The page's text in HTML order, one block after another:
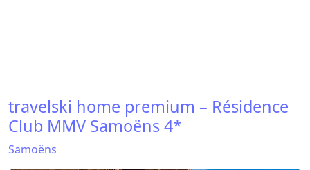
travelski home premium – Résidence
Club MMV Samoëns 4*
Samoëns